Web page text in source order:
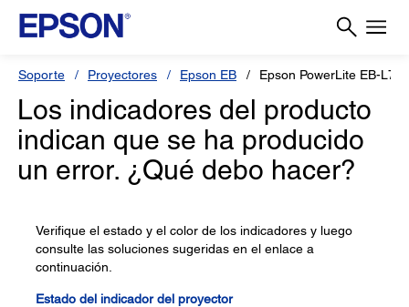
Soporte Proyectores Epson EB Epson PowerLite EB-
Los indicadores del producto
indican que se ha producido
un error. ¿Qué debo hacer?
Verifique el estado y el color de los indicadores y luego
consulte las soluciones sugeridas en el enlace a
continuación.
Estado del indicador del proyector